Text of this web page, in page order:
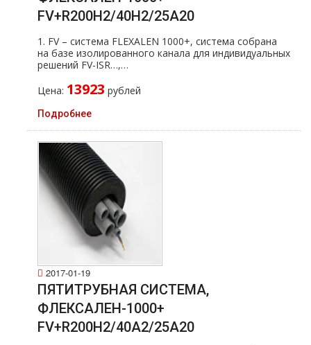
FV+R200H2/40H2/25A20
1. FV – система FLEXALEN 1000+, система собрана
на базе изолированного канала для индивидуальных
решений FV-ISR…,…
Цена: 13923 рублей
Подробнее
2017-01-19
ПЯТИТРУБНАЯ СИСТЕМА,
ФЛЕКСАЛЕН-1000+
FV+R200H2/40A2/25А20